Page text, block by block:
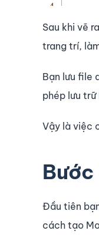
Sau khi vẽ
trang trí,
Bạn lưu file
phép lưu
Vậy là việc
Đầu tiên
cách tạo